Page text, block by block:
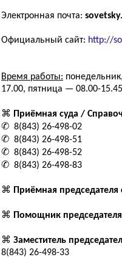
Электронная почта:
Официальный сайт: http://
Время работы:
17.00, пятница — 08.00-
⌘ Приёмная суда /
✆ 8(843) 26-498-02
✆ 8(843) 26-498-51
✆ 8(843) 26-498-52
✆ 8(843) 26-498-83
⌘ Приёмная председателя
⌘ Помощник председателя
⌘ Заместитель
8(843) 26-498-33